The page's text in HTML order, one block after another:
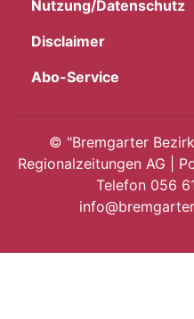
Nutzung/Datenschutz
Disclaimer
Abo-Service
© "Bremgarter
Regionalzeitungen AG |
Telefon 056